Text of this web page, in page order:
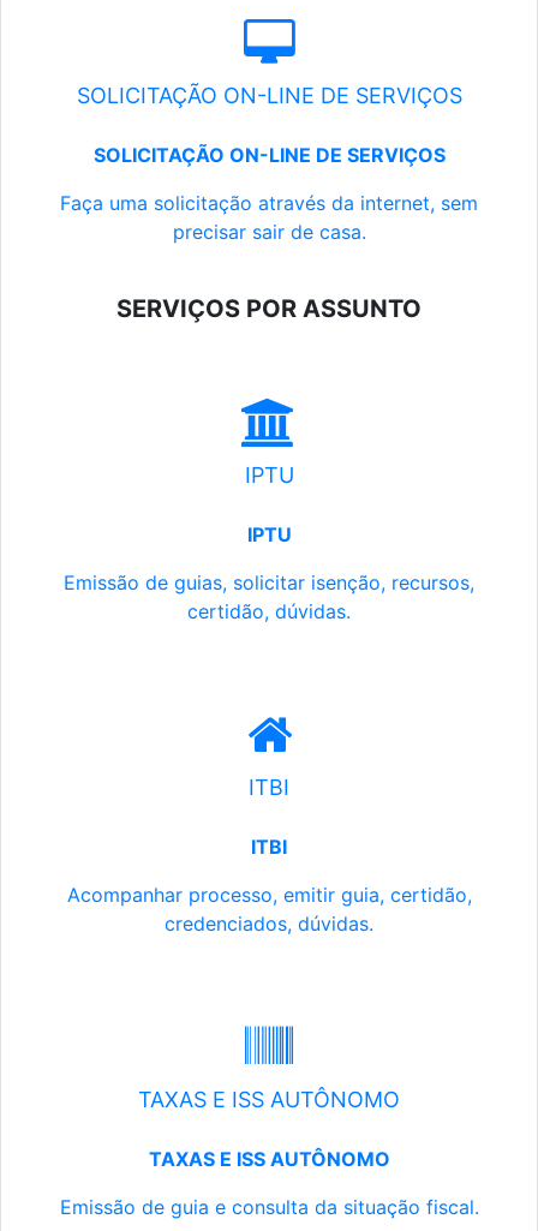
SOLICITAÇÃO ON-LINE DE SERVIÇOS
SOLICITAÇÃO ON-LINE DE SERVIÇOS
Faça uma solicitação através da internet, sem
precisar sair de casa.
SERVIÇOS POR ASSUNTO
IPTU
IPTU
Emissão de guias, solicitar isenção, recursos,
certidão, dúvidas.
ITBI
ITBI
Acompanhar processo, emitir guia, certidão,
credenciados, dúvidas.
TAXAS E ISS AUTÔNOMO
TAXAS E ISS AUTÔNOMO
Emissão de guia e consulta da situação fiscal.